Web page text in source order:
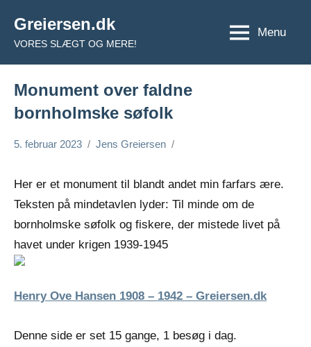
indhold
Greiersen.dk
VORES SLÆGT OG MERE!
Menu
Monument over faldne
bornholmske søfolk
5. februar 2023 Jens Greiersen
Her er et monument til blandt andet min farfars ære.
Teksten på mindetavlen lyder: Til minde om de
bornholmske søfolk og fiskere, der mistede livet på
havet under krigen 1939-1945
Henry Ove Hansen 1908 – 1942 – Greiersen.dk
Denne side er set 15 gange, 1 besøg i dag.